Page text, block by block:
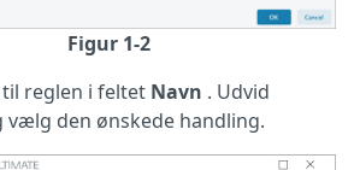
Figur 1-2
reglen i feltet Navn . Udvid
vælg den ønskede handling.